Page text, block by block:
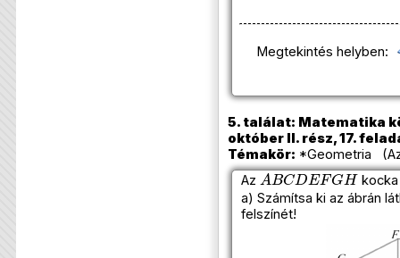
Megtekintés helyben:
5. találat: Matematika
október II. rész, 17.
Témakör: *Geometria
Az
ABCDEFGH
a) Számítsa ki az ábrán
felszínét!